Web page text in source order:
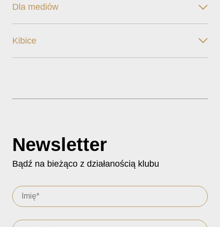
Dla mediów
Kibice
Newsletter
Bądź na bieżąco z działanością klubu